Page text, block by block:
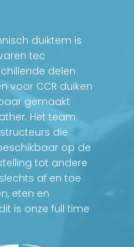
duiktem is
tec
delen
voor CCR duiken
gemaakt
Het team
die
op de
tot andere
af en toe
eten en
is onze full time